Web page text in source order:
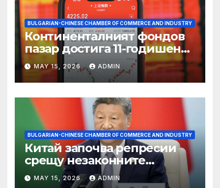
BULGARIAN-CHINESE CHAMBER OF COMMERCE AND INDUSTRY
Континенталният фондов
пазар достига 11-годишен
връх
MAY 15, 2026 ADMIN
BULGARIAN-CHINESE CHAMBER OF COMMERCE AND INDUSTRY
Китай започва репресии
срещу незаконните
практики в сектора на TCM
MAY 15, 2026 ADMIN